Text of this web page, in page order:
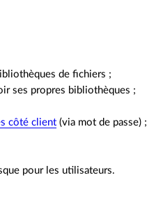
de fichiers ;
ses propres bibliothèques ;
côté client (via mot de passe) ;
pour les utilisateurs.